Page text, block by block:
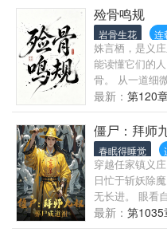
毛尸怪，僵尸
尸傀儡，通灵
的玄门之路，
水，看人看事
界来，于天地
师，阴山黑法
行，谁人不服
殓骨鸣规
岩骨生花 连
姝言栖，是义
能读懂它们的
骨。 从一道细
从一枚残缺的
堆散落的骨骸
坟野冢，挖开
昭雪。 只要骨
…… “陆大人你
多，但会比昨
最新： 第120
僵尸：拜师
春眠得睡觉
穿越任家镇义
日忙于斩妖除
无长进。 眼看
好系统及时降
这真是我教出
最新： 第1035